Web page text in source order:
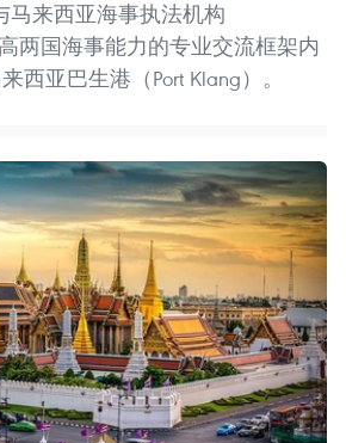
马来西亚海事执法机构
高两国海事能力的专业交流框架内
西亚巴生港（Port Klang）。